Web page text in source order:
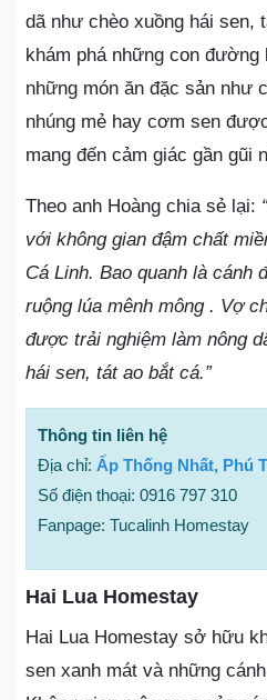
dã như chèo xuồng hái sen,
khám phá những con đường
những món ăn đặc sản như
nhúng mẻ hay cơm sen
mang đến cảm giác gần gũi
Theo anh Hoàng chia sẻ lại:
với không gian đậm chất
Cá Linh. Bao quanh là cánh
ruộng lúa mênh mông . Vợ
được trải nghiệm làm nông
hái sen, tát ao bắt cá.”
Thông tin liên hệ
Địa chỉ: Ấp Thống Nhất, Phú
Số điện thoại: 0916 797 310
Fanpage: Tucalinh Homestay
Hai Lua Homestay
Hai Lua Homestay sở hữu
sen xanh mát và những